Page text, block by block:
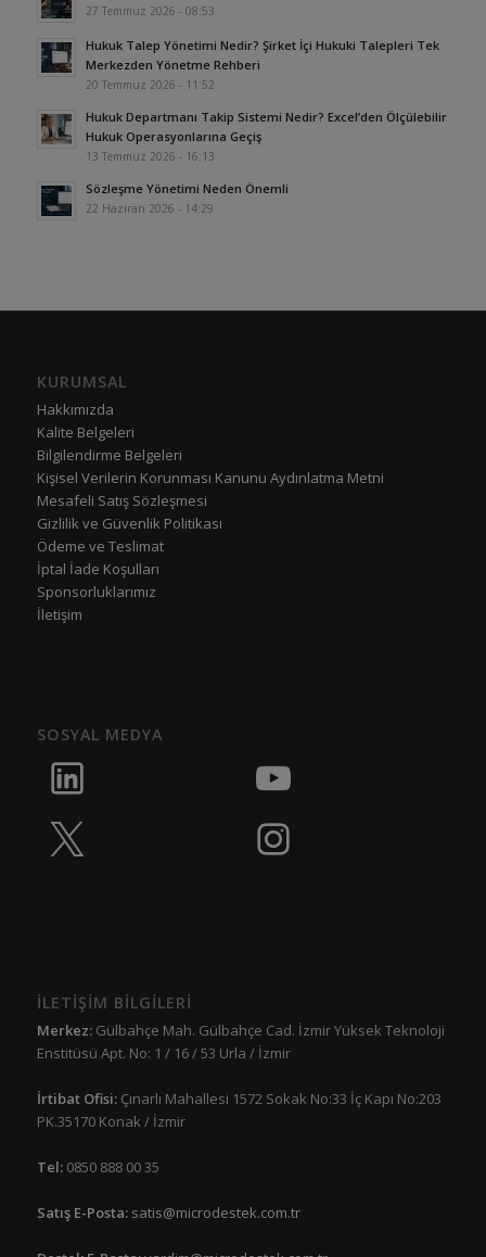
27 Temmuz 2026 - 08:53
Hukuk Talep Yönetimi Nedir? Şirket İçi Hukuki Talepleri Tek
Merkezden Yönetme Rehberi
20 Temmuz 2026 - 11:52
Hukuk Departmanı Takip Sistemi Nedir? Excel’den Ölçülebilir
Hukuk Operasyonlarına Geçiş
13 Temmuz 2026 - 16:13
Sözleşme Yönetimi Neden Önemli
22 Haziran 2026 - 14:29
KURUMSAL
Hakkımızda
Kalite Belgeleri
Bilgilendirme Belgeleri
Kişisel Verilerin Korunması Kanunu Aydınlatma Metni
Mesafeli Satış Sözleşmesi
Gizlilik ve Güvenlik Politikası
Ödeme ve Teslimat
İptal İade Koşulları
Sponsorluklarımız
İletişim
SOSYAL MEDYA
İLETİŞİM BİLGİLERİ
Merkez:Gülbahçe Mah. Gülbahçe Cad. İzmir Yüksek Teknoloji
Enstitüsü Apt. No: 1 / 16 / 53 Urla / İzmir
İrtibat Ofisi: Çınarlı Mahallesi 1572 Sokak No:33 İç Kapı No:203
PK.35170 Konak / İzmir
Tel:0850 888 00 35
Satış E-Posta: satis@microdestek.com.tr